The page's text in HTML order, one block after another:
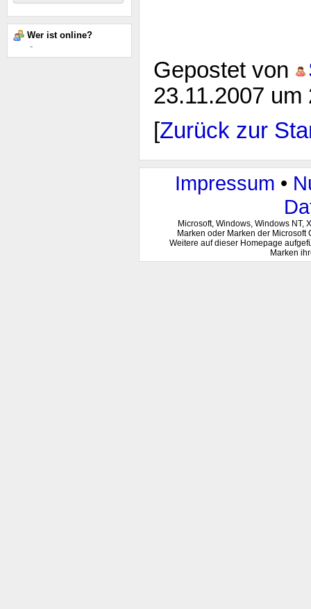
Wer ist online?
-
Gepostet von
23.11.2007 um
[Zurück zur
Impressum •
Microsoft, Windows, Windows NT,
Marken oder Marken der
Weitere auf dieser Homepage
Marken